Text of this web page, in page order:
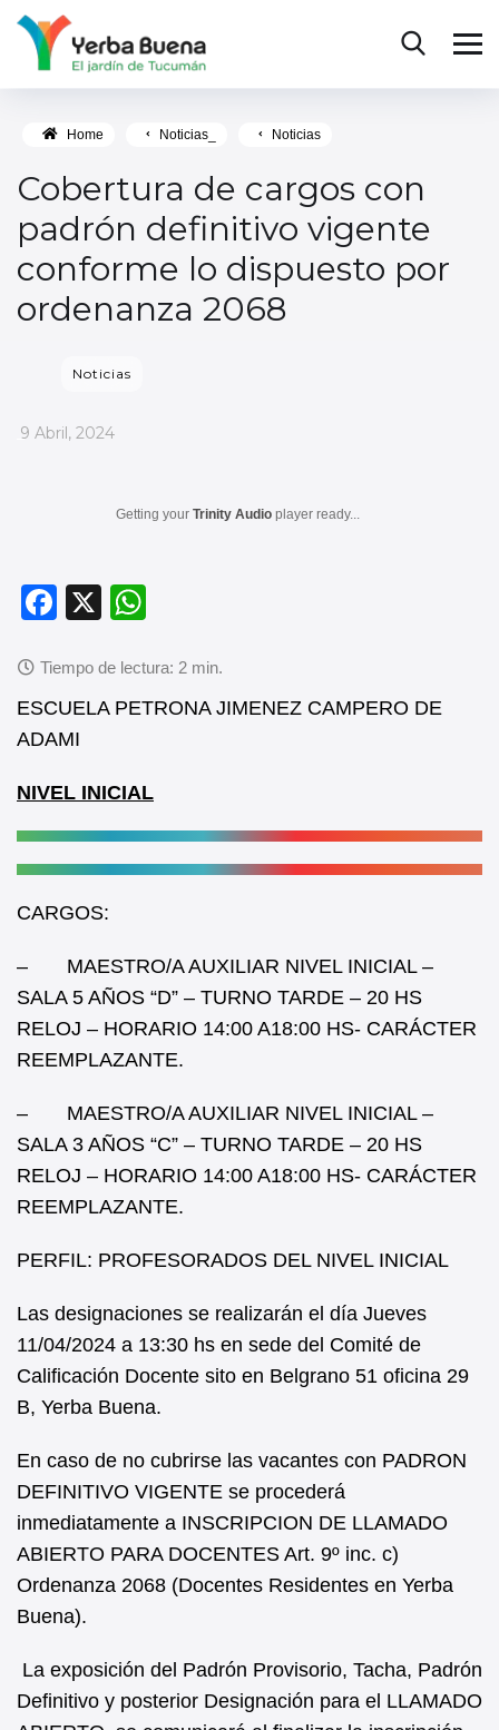
Home Noticias_ Noticias
Cobertura de cargos con
padrón definitivo vigente
conforme lo dispuesto por
ordenanza 2068
Noticias
_
9 Abril, 2024
Getting your Trinity Audio player ready...
F
c
e
b
o
k
X
at
s
ESCUELA PETRONA JIMENEZ CAMPERO DE
ADAMI
NIVEL INICIAL
CARGOS:
– MAESTRO/A AUXILIAR NIVEL INICIAL –
SALA 5 AÑOS “D” – TURNO TARDE – 20 HS
RELOJ – HORARIO 14:00 A18:00 HS- CARÁCTER
REEMPLAZANTE.
– MAESTRO/A AUXILIAR NIVEL INICIAL –
SALA 3 AÑOS “C” – TURNO TARDE – 20 HS
RELOJ – HORARIO 14:00 A18:00 HS- CARÁCTER
REEMPLAZANTE.
PERFIL: PROFESORADOS DEL NIVEL INICIAL
Las designaciones se realizarán el día Jueves
11/04/2024 a 13:30 hs en sede del Comité de
Calificación Docente sito en Belgrano 51 oficina 29
B, Yerba Buena.
En caso de no cubrirse las vacantes con PADRON
DEFINITIVO VIGENTE se procederá
inmediatamente a INSCRIPCION DE LLAMADO
ABIERTO PARA DOCENTES Art. 9º inc. c)
Ordenanza 2068 (Docentes Residentes en Yerba
Buena).
La exposición del Padrón Provisorio, Tacha, Padrón
Definitivo y posterior Designación para el LLAMADO